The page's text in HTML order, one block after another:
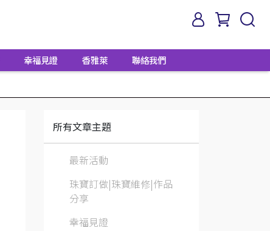
幸福見證 香雅萊 聯絡我們
所有文章主題
最新活動
珠寶訂做|珠寶維修|作品
分享
幸福見證